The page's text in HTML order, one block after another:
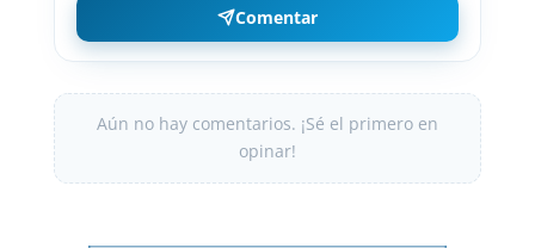
Comentar
Aún no hay comentarios. ¡Sé el primero en
opinar!